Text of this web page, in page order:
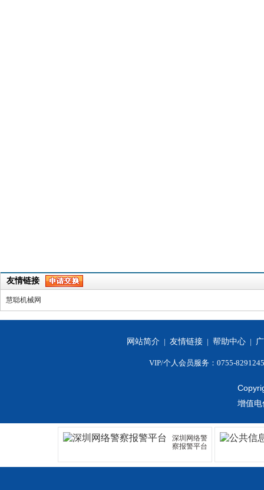
友情链接
慧聪机械网
网站简介 | 友情链接 | 帮助中心 |
VIP/个人会员服务：0755-
增值
深圳网络警
察报警平台